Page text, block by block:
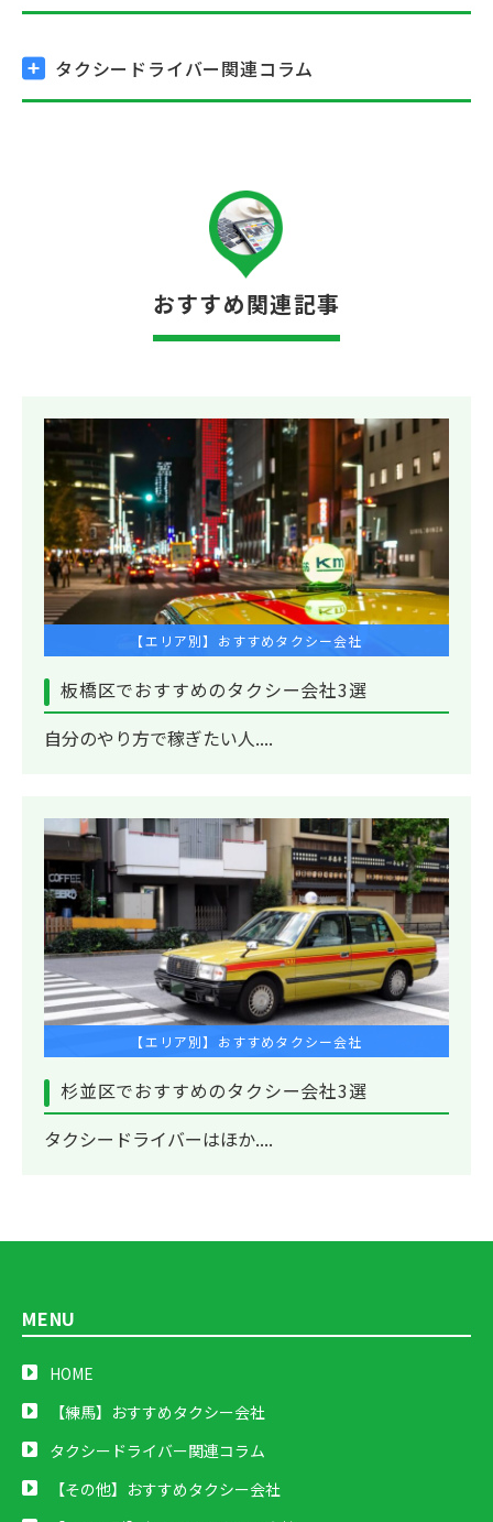
タクシードライバー関連コラム
おすすめ関連記事
【エリア別】おすすめタクシー会社
板橋区でおすすめのタクシー会社3選
自分のやり方で稼ぎたい人....
【エリア別】おすすめタクシー会社
杉並区でおすすめのタクシー会社3選
タクシードライバーはほか....
MENU
HOME
【練馬】おすすめタクシー会社
タクシードライバー関連コラム
【その他】おすすめタクシー会社